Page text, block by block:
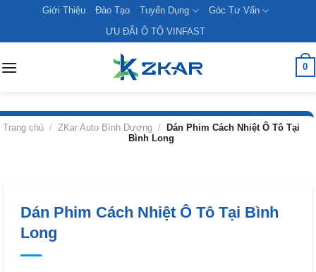
content
Giới Thiệu Đào Tạo Tuyển Dụng
Góc Tư Vấn
ƯU ĐÃI Ô TÔ VINFAST
0
Trang chủ / ZKar Auto Bình Dương /
Dán Phim Cách Nhiệt Ô Tô Tại
Bình Long
Dán Phim Cách Nhiệt Ô Tô Tại Bình
Long